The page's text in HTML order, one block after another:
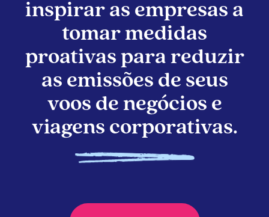
inspirar as empresas a
tomar medidas
proativas para reduzir
as emissões de seus
voos de negócios e
viagens corporativas.